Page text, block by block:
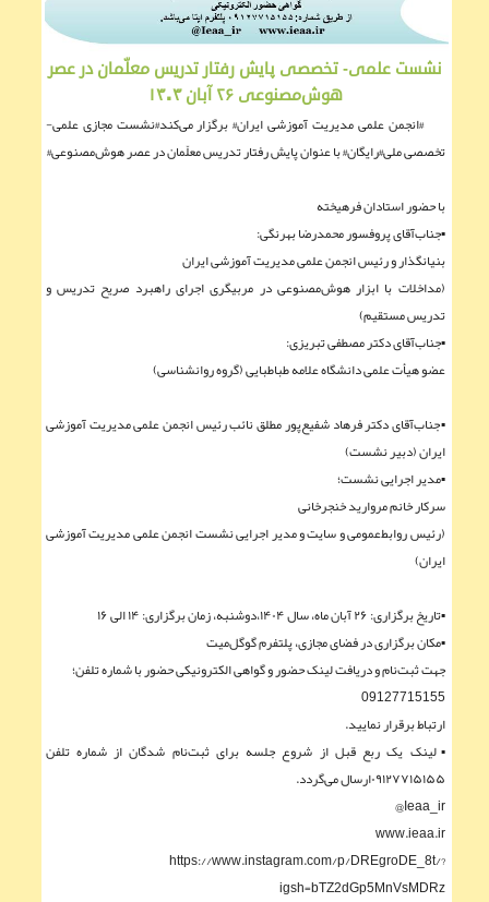
نشست علمی- تخصصی پایش رفتار تدریس معلّمان در عصر
هوش‌مصنوعی ۲۶ آبان ۱۴۰۴
#انجمن علمی مدیریت آموزشی ایران# برگزار می‌کند#نشست مجازی علمی-
تخصصی ملی#رایگان# با عنوان پایش رفتار تدریس معلّمان در عصر هوش‌مصنوعی#
با حضور استادان فرهیخته
▪︎جناب‌آقای پروفسور محمدرضا بهرنگی:
بنیانگذار و رئیس انجمن علمی مدیریت آموزشی ایران
(مداخلات با ابزار هوش‌مصنوعی در مربیگری اجرای راهبرد صریح تدریس و
تدریس مستقیم)
▪︎جناب‌آقای دکتر مصطفی تبریزی:
عضو هیأت علمی دانشگاه علامه طباطبایی (گروه روانشناسی)
▪︎جناب‌آقای دکتر فرهاد شفيع‌پور مطلق نائب رئیس انجمن علمی مدیریت آموزشی
ایران (دبیر نشست)
▪︎مدیر اجرایی نشست؛
سرکار خانم مروارید خنجرخانی
(رئیس روابط‌عمومی و سایت و مدیر اجرایی نشست انجمن علمی مدیریت آموزشی
ایران)
▪︎تاریخ برگزاری: ۲۶ آبان ماه، سال ۱۴۰۴،دوشنبه، زمان برگزاری: ۱۴ الی ۱۶
▪︎مکان برگزاری در فضای مجازی، پلتفرم گوگل‌میت
جهت ثبت‌نام و دریافت لینک حضور و گواهی الکترونیکی حضور با شماره تلفن؛
09127715155
ارتباط برقرار نمایید.
▪︎لینک یک ربع قبل از شروع جلسه برای ثبت‌نام شدگان از شماره تلفن
۰۹۱۲۷۷۱۵۱۵۵ارسال می‌گردد.
Ieaa_ir@
www.ieaa.ir
https://www.instagram.com/p/DREgroDE_8t/?
igsh=bTZ2dGp5MnVsMDRz